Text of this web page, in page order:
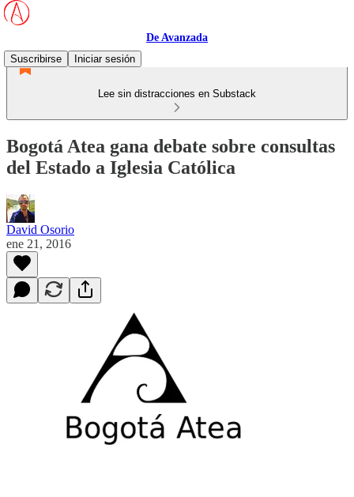
De Avanzada
Suscribirse
Iniciar sesión
Lee sin distracciones en Substack
Bogotá Atea gana debate sobre consultas
del Estado a Iglesia Católica
David Osorio
ene 21, 2016